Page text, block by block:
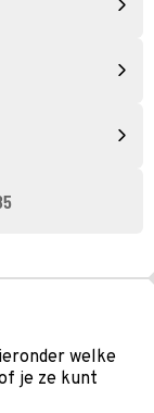
welke
je ze kunt